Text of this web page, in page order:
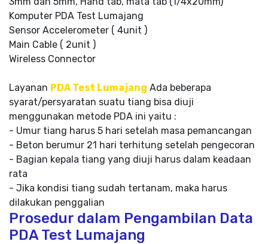
Komputer PDA Test Lumajang
Sensor Accelerometer ( 4unit )
Main Cable ( 2unit )
Wireless Connector
Layanan PDA Test Lumajang Ada beberapa
syarat/persyaratan suatu tiang bisa diuji
menggunakan metode PDA ini yaitu :
- Umur tiang harus 5 hari setelah masa pemancangan
- Beton berumur 21 hari terhitung setelah pengecoran
- Bagian kepala tiang yang diuji harus dalam keadaan
rata
- Jika kondisi tiang sudah tertanam, maka harus
dilakukan penggalian
Prosedur dalam Pengambilan Data
PDA Test Lumajang